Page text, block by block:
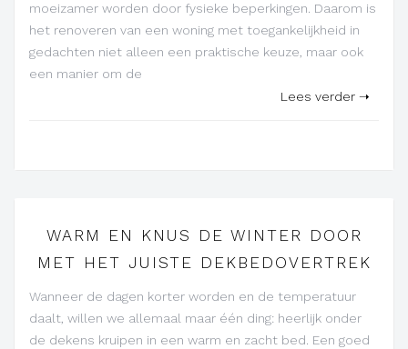
moeizamer worden door fysieke beperkingen. Daarom is
het renoveren van een woning met toegankelijkheid in
gedachten niet alleen een praktische keuze, maar ook
een manier om de
Lees verder ➝
WARM EN KNUS DE WINTER DOOR
MET HET JUISTE DEKBEDOVERTREK
Wanneer de dagen korter worden en de temperatuur
daalt, willen we allemaal maar één ding: heerlijk onder
de dekens kruipen in een warm en zacht bed. Een goed